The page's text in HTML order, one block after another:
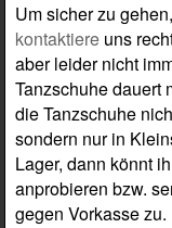
Um sicher zu
kontaktiere uns
aber leider nicht
Tanzschuhe dauert
die Tanzschuhe
sondern nur in
Lager, dann könnt
anprobieren bzw.
gegen Vorkasse zu.